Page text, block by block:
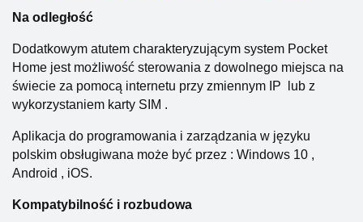
Na odległość
Dodatkowym atutem charakteryzującym system Pocket
Home jest możliwość sterowania z dowolnego miejsca na
świecie za pomocą internetu przy zmiennym IP lub z
wykorzystaniem karty SIM .
Aplikacja do programowania i zarządzania w języku
polskim obsługiwana może być przez : Windows 10 ,
Android , iOS.
Kompatybilność i rozbudowa